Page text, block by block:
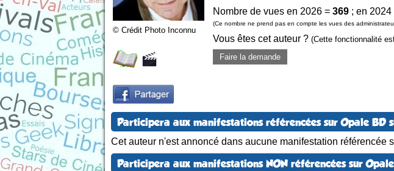
© Crédit Photo Inconnu
Nombre de vues en 2026 = 369 ; en 2024
(Ce nombre ne prend pas en compte les vues des
Vous êtes cet auteur ? (Cette fonctionnalité
Faire la demande
Participera aux manifestations référencées sur Opale BD
Cet auteur n'est annoncé dans aucune manifestation référencée
Participera aux manifestations NON référencées sur